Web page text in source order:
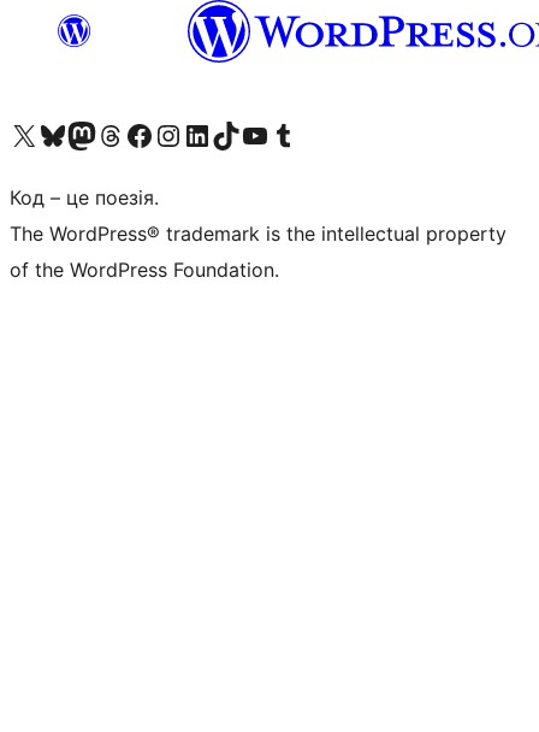
Visit our X (formerly Twitter) account
Visit our Bluesky account
Завітайте до нашої стрічки в Mastodon
Visit our Threads account
Завітайте на нашу сторінку в Facebook
Visit our Instagram account
Visit our LinkedIn account
Visit our TikTok account
Visit our YouTube channel
Visit our Tumblr account
Код – це поезія.
The WordPress® trademark is the intellectual property
of the WordPress Foundation.